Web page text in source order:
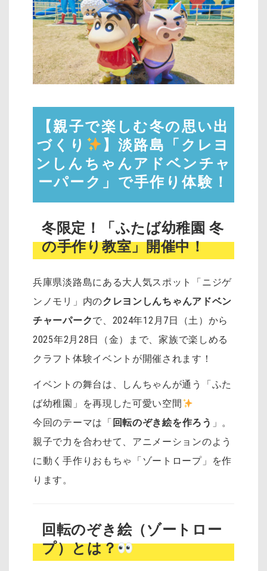
【親子で楽しむ冬の思い出
づくり
】淡路島「クレヨ
ンしんちゃんアドベンチャ
ーパーク」で手作り体験！
冬限定！「ふたば幼稚園 冬
の手作り教室」開催中！
兵庫県淡路島にある大人気スポット「ニジゲ
ンノモリ」内のクレヨンしんちゃんアドベン
チャーパークで、2024年12月7日（土）から
2025年2月28日（金）まで、家族で楽しめる
クラフト体験イベントが開催されます！
イベントの舞台は、しんちゃんが通う「ふた
ば幼稚園」を再現した可愛い空間
今回のテーマは「 回転のぞき絵を作ろう 」。
親子で力を合わせて、アニメーションのよう
に動く手作りおもちゃ「ゾートロープ」を作
ります。
回転のぞき絵（ゾートロー
プ）とは？